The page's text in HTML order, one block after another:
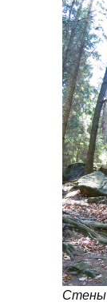
Стены